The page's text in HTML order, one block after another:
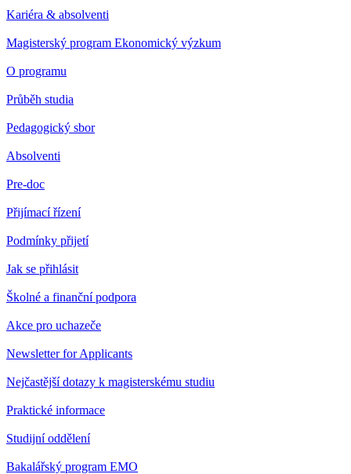
Kariéra & absolventi
Magisterský program Ekonomický výzkum
O programu
Průběh studia
Pedagogický sbor
Absolventi
Pre-doc
Přijímací řízení
Podmínky přijetí
Jak se přihlásit
Školné a finanční podpora
Akce pro uchazeče
Newsletter for Applicants
Nejčastější dotazy k magisterskému studiu
Praktické informace
Studijní oddělení
Bakalářský program EMO